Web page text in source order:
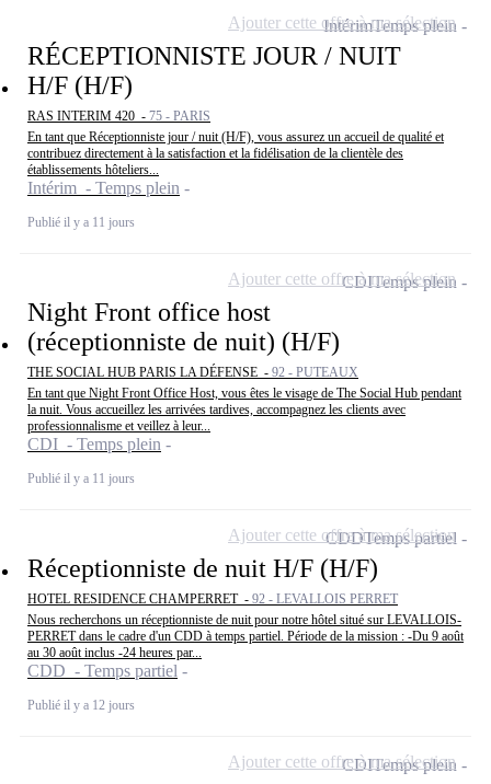
RÉCEPTIONNISTE JOUR / NUIT
H/F (H/F)
RAS INTERIM 420 - 75 - PARIS
En tant que Réceptionniste jour / nuit (H/F), vous assurez un accueil de qualité et
contribuez directement à la satisfaction et la fidélisation de la clientèle des
établissements hôteliers...
Intérim - Temps plein
Publié il y a 11 jours
IntérimTemps plein
Ajouter cette offre à ma sélection
Night Front office host
(réceptionniste de nuit) (H/F)
THE SOCIAL HUB PARIS LA DÉFENSE - 92 - PUTEAUX
En tant que Night Front Office Host, vous êtes le visage de The Social Hub pendant
la nuit. Vous accueillez les arrivées tardives, accompagnez les clients avec
professionnalisme et veillez à leur...
CDI - Temps plein
Publié il y a 11 jours
CDITemps plein
Ajouter cette offre à ma sélection
Réceptionniste de nuit H/F (H/F)
HOTEL RESIDENCE CHAMPERRET - 92 - LEVALLOIS PERRET
Nous recherchons un réceptionniste de nuit pour notre hôtel situé sur LEVALLOIS-
PERRET dans le cadre d'un CDD à temps partiel. Période de la mission : -Du 9 août
au 30 août inclus -24 heures par...
CDD - Temps partiel
Publié il y a 12 jours
CDDTemps partiel
Ajouter cette offre à ma sélection
CDITemps plein
Ajouter cette offre à ma sélection